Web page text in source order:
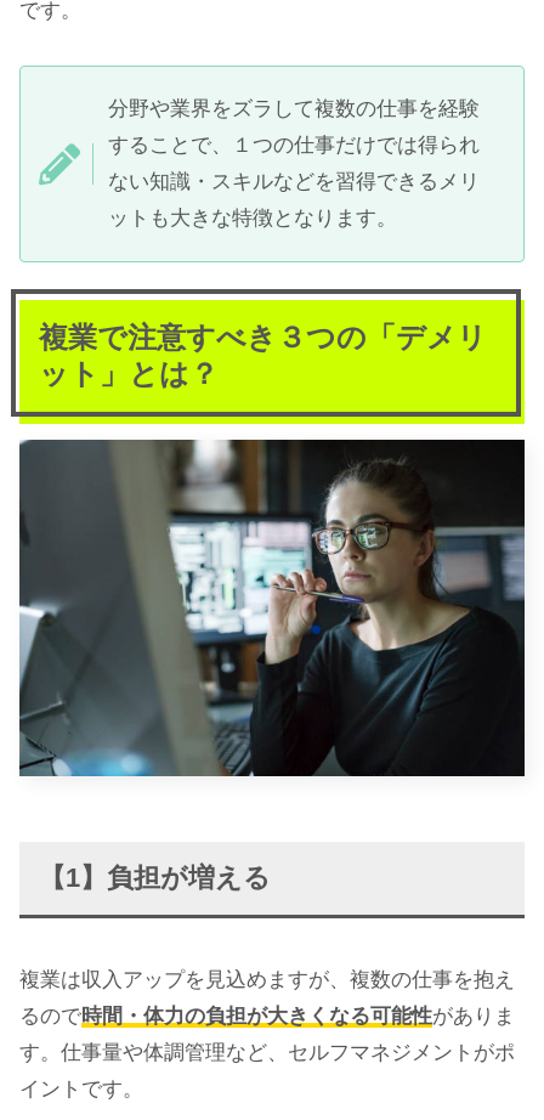
です。
分野や業界をズラして複数の仕事を経験
することで、１つの仕事だけでは得られ
ない知識・スキルなどを習得できるメリ
ットも大きな特徴となります。
複業で注意すべき３つの「デメリ
ット」とは？
【1】負担が増える
複業は収入アップを見込めますが、複数の仕事を抱え
るので時間・体力の負担が大きくなる可能性がありま
す。仕事量や体調管理など、セルフマネジメントがポ
イントです。